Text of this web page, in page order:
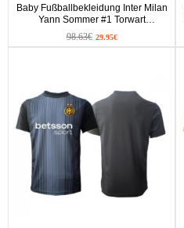
Baby Fußballbekleidung Inter Milan
Yann Sommer #1 Torwart
Auswärtstrikot 2025-26 Langarm (+
kurze hosen)
98.63€ 29.95€